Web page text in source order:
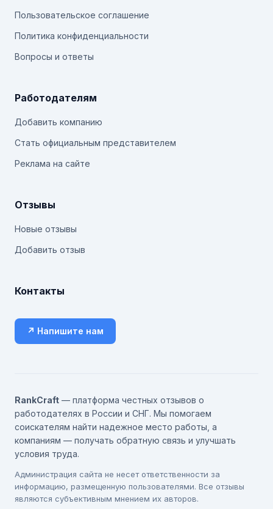
Пользовательское соглашение
Политика конфиденциальности
Вопросы и ответы
Работодателям
Добавить компанию
Стать официальным представителем
Реклама на сайте
Отзывы
Новые отзывы
Добавить отзыв
Контакты
↗ Напишите нам
RankCraft — платформа честных отзывов о
работодателях в России и СНГ. Мы помогаем
соискателям найти надежное место работы, а
компаниям — получать обратную связь и улучшать
условия труда.
Администрация сайта не несет ответственности за
информацию, размещенную пользователями. Все отзывы
являются субъективным мнением их авторов.